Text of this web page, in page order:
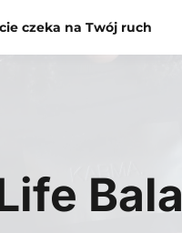
czeka na Twój ruch